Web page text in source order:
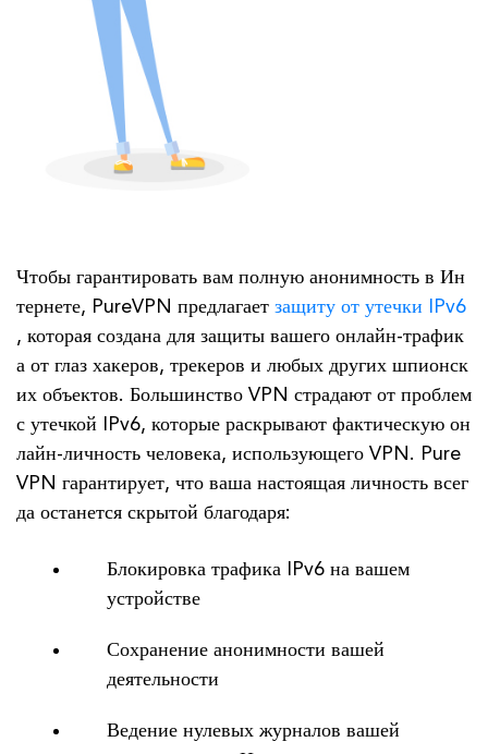
Чтобы гарантировать вам полную анонимность в Ин
тернете, PureVPN предлагает защиту от утечки IPv6
, которая создана для защиты вашего онлайн-трафик
а от глаз хакеров, трекеров и любых других шпионск
их объектов. Большинство VPN страдают от проблем
с утечкой IPv6, которые раскрывают фактическую он
лайн-личность человека, использующего VPN. Pure
VPN гарантирует, что ваша настоящая личность всег
да останется скрытой благодаря:
Блокировка трафика IPv6 на вашем
устройстве
Сохранение анонимности вашей
деятельности
Ведение нулевых журналов вашей